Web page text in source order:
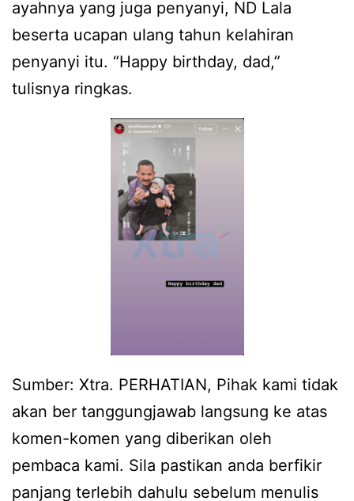
ayahnya yang juga penyanyi, ND Lala
beserta ucapan ulang tahun kelahiran
penyanyi itu. “Happy birthday, dad,”
tulisnya ringkas.
Sumber: Xtra. PERHATIAN, Pihak kami tidak
akan ber tanggungjawab langsung ke atas
komen-komen yang diberikan oleh
pembaca kami. Sila pastikan anda berfikir
panjang terlebih dahulu sebelum menulis